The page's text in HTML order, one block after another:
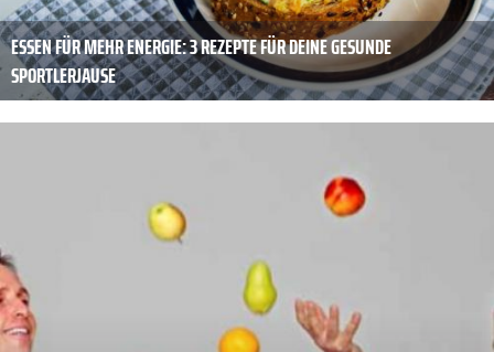
ESSEN FÜR MEHR ENERGIE: 3 REZEPTE FÜR DEINE GESUNDE
SPORTLERJAUSE